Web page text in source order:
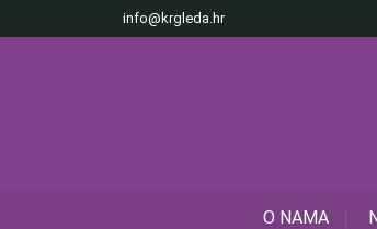
info@krgleda.hr
O NAMA